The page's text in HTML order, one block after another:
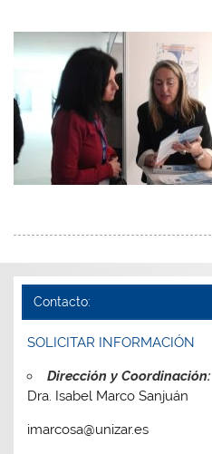
Contacto:
SOLICITAR INFORMACIÓN
Dirección y Coordinación:
Dra. Isabel Marco Sanjuán
imarcosa@unizar.es